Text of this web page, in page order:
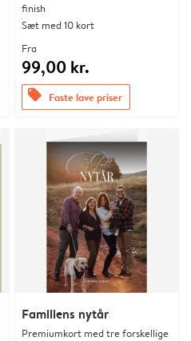
finish
Sæt med 10 kort
Fra
99,00 kr.
offers Faste lave priser
Familiens nytår
Premiumkort med tre forskellige